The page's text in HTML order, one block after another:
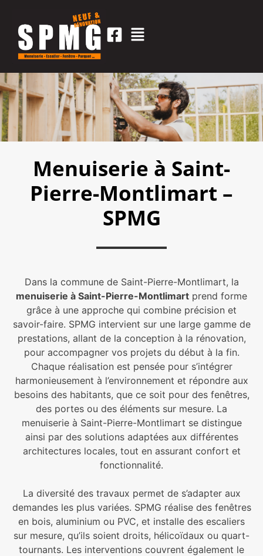
Menuiserie à Saint-
Pierre-Montlimart –
SPMG
Dans la commune de Saint-Pierre-Montlimart, la
menuiserie à Saint-Pierre-Montlimart prend forme
grâce à une approche qui combine précision et
savoir-faire. SPMG intervient sur une large gamme de
prestations, allant de la conception à la rénovation,
pour accompagner vos projets du début à la fin.
Chaque réalisation est pensée pour s’intégrer
harmonieusement à l’environnement et répondre aux
besoins des habitants, que ce soit pour des fenêtres,
des portes ou des éléments sur mesure. La
menuiserie à Saint-Pierre-Montlimart se distingue
ainsi par des solutions adaptées aux différentes
architectures locales, tout en assurant confort et
fonctionnalité.
La diversité des travaux permet de s’adapter aux
demandes les plus variées. SPMG réalise des fenêtres
en bois, aluminium ou PVC, et installe des escaliers
sur mesure, qu’ils soient droits, hélicoïdaux ou quart-
tournants. Les interventions couvrent également le